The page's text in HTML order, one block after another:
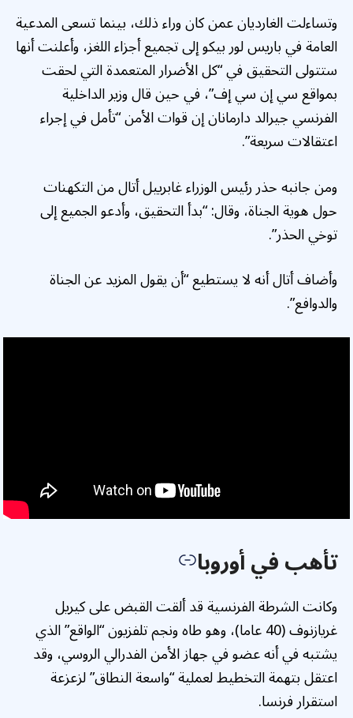
وتساءلت الغارديان عمن كان وراء ذلك، بينما تسعى المدعية
العامة في باريس لور بيكو إلى تجميع أجزاء اللغز، وأعلنت أنها
ستتولى التحقيق في “كل الأضرار المتعمدة التي لحقت
بمواقع سي إن سي إف”، في حين قال وزير الداخلية
الفرنسي جيرالد دارمانان إن قوات الأمن “تأمل في إجراء
اعتقالات سريعة”.
ومن جانبه حذر رئيس الوزراء غابرييل أتال من التكهنات
حول هوية الجناة، وقال: “بدأ التحقيق، وأدعو الجميع إلى
توخي الحذر”.
وأضاف أتال أنه لا يستطيع “أن يقول المزيد عن الجناة
والدوافع”.
تأهب في أوروبا
وكانت الشرطة الفرنسية قد ألقت القبض على كيريل
غريازنوف (40 عاما)، وهو طاه ونجم تلفزيون “الواقع” الذي
يشتبه في أنه عضو في جهاز الأمن الفدرالي الروسي، وقد
اعتقل بتهمة التخطيط لعملية “واسعة النطاق” لزعزعة
استقرار فرنسا.